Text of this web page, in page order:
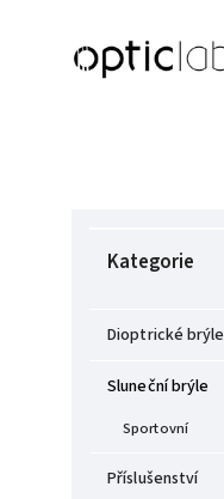
Kategorie
Dioptrické brýle
Sluneční brýle
Sportovní
Příslušenství